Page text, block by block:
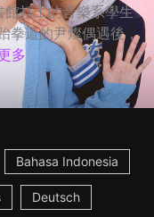
打工的音樂系學生
拳道的尹燦偶遇後，
多
Bahasa Indonesia
Deutsch